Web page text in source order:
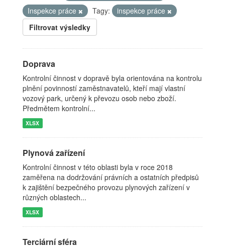
Inspekce práce
Tagy:
inspekce práce
Filtrovat výsledky
Doprava
Kontrolní činnost v dopravě byla orientována na kontrolu
plnění povinností zaměstnavatelů, kteří mají vlastní
vozový park, určený k převozu osob nebo zboží.
Předmětem kontrolní...
XLSX
Plynová zařízení
Kontrolní činnost v této oblasti byla v roce 2018
zaměřena na dodržování právních a ostatních předpisů
k zajištění bezpečného provozu plynových zařízení v
různých oblastech...
XLSX
Terciární sféra